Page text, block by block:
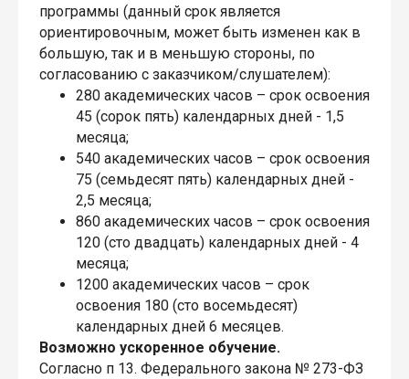
программы (данный срок является
ориентировочным, может быть изменен как в
большую, так и в меньшую стороны, по
согласованию с заказчиком/слушателем):
280 академических часов – срок освоения
45 (сорок пять) календарных дней - 1,5
месяца;
540 академических часов – срок освоения
75 (семьдесят пять) календарных дней -
2,5 месяца;
860 академических часов – срок освоения
120 (сто двадцать) календарных дней - 4
месяца;
1200 академических часов – срок
освоения 180 (сто восемьдесят)
календарных дней 6 месяцев.
Возможно ускоренное обучение.
Согласно п 13. Федерального закона № 273-ФЗ